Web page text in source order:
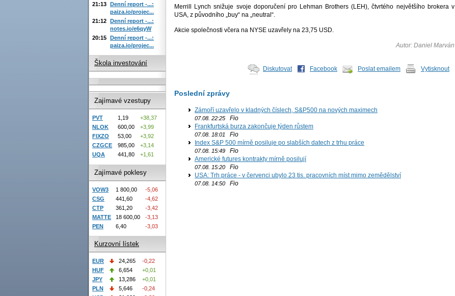
Merrill Lynch snižuje svoje doporučení pro Lehman Brothers (LEH), čtvrtého největšího brokera v
USA, z původního „buy“ na „neutral“.
Akcie společnosti včera na NYSE uzavřely na 23,75 USD.
Autor: Daniel Marván
Diskutovat Facebook Poslat emailem Vytisknout
Poslední zprávy
Zámoří uzavřelo v kladných číslech, S&P500 na nových maximech
07.08. 22:25 Fio
Frankfurtská burza zakončuje týden růstem
07.08. 18:01
Fio
Index S&P 500 mírně posiluje po slabších datech z trhu práce
07.08. 15:49 Fio
Americké futures kontrakty mírně posilují
07.08. 15:20 Fio
USA: Trh práce - v červenci ubylo 23 tis. pracovních míst mimo zemědělství
07.08. 14:50 Fio
21:13 Denní report -...:
paiza.io/projec...
21:12 Denní report -...:
notes.io/e6qyW
20:15 Denní report -...:
paiza.io/projec...
Škola investování
Zajímavé vzestupy
PVT 1,19
+38,37
NLOK
600,00
+3,99
FIXZO
53,00
+3,92
CZGCE
985,00
+3,14
UQA
441,80 +1,61
Zajímavé poklesy
VOW3 1 800,00
-5,06
CSG
441,60
-4,62
CTP
361,20
-3,42
MATTE
18 600,00
-3,13
PEN
6,40 -3,03
Kurzovní lístek
EUR 24,265
-0,22
HUF
6,654
+0,01
JPY
13,286
+0,01
PLN
5,646
-0,24